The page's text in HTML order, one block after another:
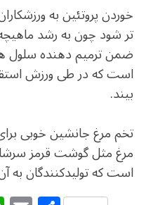
خوردن پروتئین به
تر شود چون به رشد
ضمن ترمیم دهنده سلول
است که در طی ورزش
بیند.
تخم مرغ جانشین خوبی
مرغ مثل گوشت قرمز
است که تولیدکنندگان به